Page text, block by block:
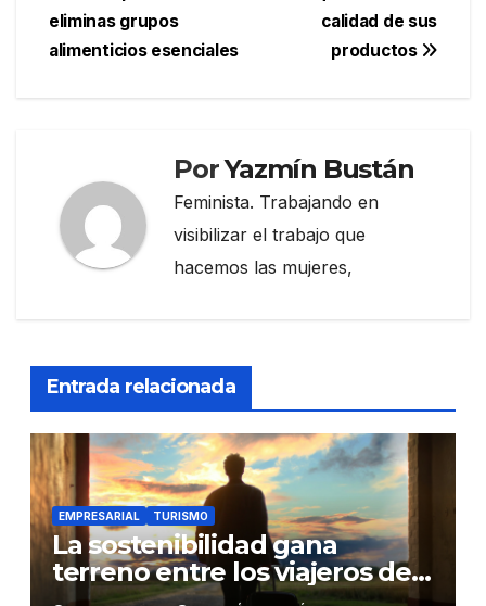
entradas
calidad de sus
productos
eliminas grupos
alimenticios esenciales
PorYazmín Bustán
Feminista. Trabajando en
visibilizar el trabajo que
hacemos las mujeres,
Entrada relacionada
EMPRESARIAL TURISMO
La sostenibilidad gana
terreno entre los viajeros de
negocios